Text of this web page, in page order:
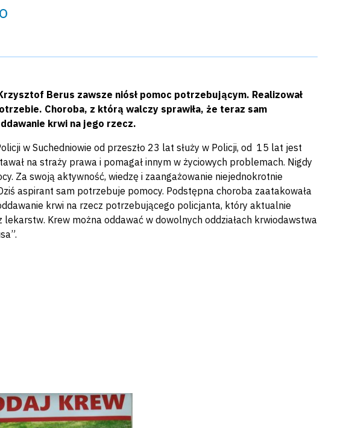
Berus zawsze niósł pomoc potrzebującym. Realizował
Choroba, z którą walczy sprawiła, że teraz sam
krwi na jego rzecz.
w Suchedniowie od przeszło 23 lat służy w Policji, od 15 lat jest
na straży prawa i pomagał innym w życiowych problemach. Nigdy
Za swoją aktywność, wiedzę i zaangażowanie niejednokrotnie
aspirant sam potrzebuje pomocy. Podstępna choroba zaatakowała
krwi na rzecz potrzebującego policjanta, który aktualnie
Krew można oddawać w dowolnych oddziałach krwiodawstwa